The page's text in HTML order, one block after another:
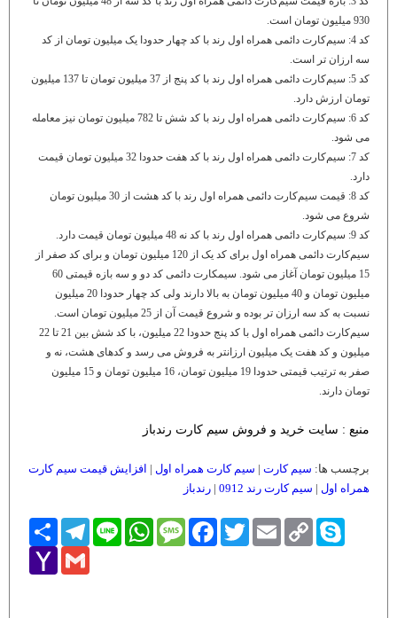
930 میلیون تومان است.
کد 4: سیم‌کارت دائمی همراه اول رند با کد چهار حدودا یک میلیون تومان از کد
سه ارزان تر است.
کد 5: سیم‌کارت دائمی همراه اول رند با کد پنج از 37 میلیون تومان تا 137 میلیون
تومان ارزش دارد.
کد 6: سیم‌کارت دائمی همراه اول رند با کد شش تا 782 میلیون تومان نیز معامله
می شود.
کد 7: سیم‌کارت دائمی همراه اول رند با کد هفت حدودا 32 میلیون تومان قیمت
دارد.
کد 8: قیمت سیم‌کارت دائمی همراه اول رند با کد هشت از 30 میلیون تومان
شروع می شود.
کد 9: سیم‌کارت دائمی همراه اول رند با کد نه 48 میلیون تومان قیمت دارد.
سیم‌کارت دائمی همراه اول برای کد یک از 120 میلیون تومان و برای کد صفر از
15 میلیون تومان آغاز می شود. سیمکارت دائمی کد دو و سه بازه قیمتی 60
میلیون تومان و 40 میلیون تومان به بالا دارند ولی کد چهار حدودا 20 میلیون
نسبت به کد سه ارزان تر بوده و شروع قیمت آن از 25 میلیون تومان است.
سیم‌کارت دائمی همراه اول با کد پنج حدودا 22 میلیون، با کد شش بین 21 تا 22
میلیون و کد هفت یک میلیون ارزانتر به فروش می رسد و کدهای هشت، نه و
صفر به ترتیب قیمتی حدودا 19 میلیون تومان، 16 میلیون تومان و 15 میلیون
تومان دارند.
منبع : سایت خرید و فروش سیم کارت رندباز
برچسب ها: سیم کارت | سیم کارت همراه اول | افزایش قیمت سیم کارت
همراه اول | سیم کارت رند 0912 | رندباز
اشتراکTelegram Line
WhatsAppMessageFacebookTwitter Email
Copy
Link
Skype
Yahoo Gmail